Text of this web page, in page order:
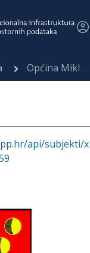
Općina Mikleuš
api/subjekti/x